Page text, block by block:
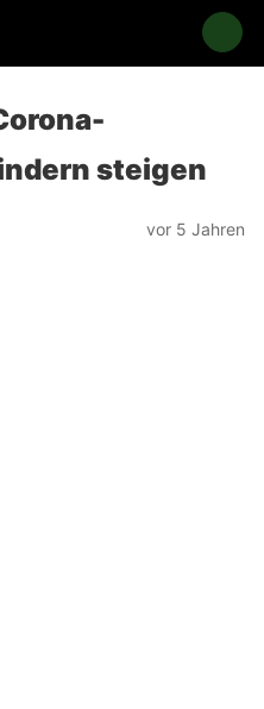
steigen
vor 5 Jahren